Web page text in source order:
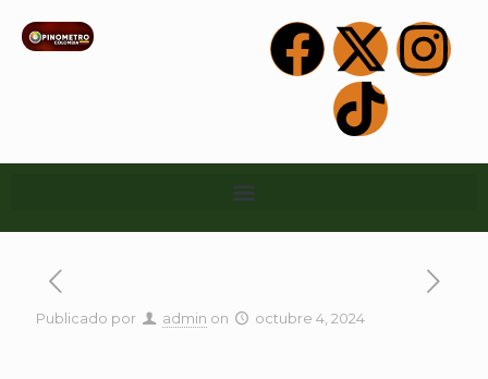
Publicado por admin on octubre 4, 2024